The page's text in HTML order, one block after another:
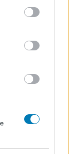
may click to
party tags to
below Google
nyár legjobb